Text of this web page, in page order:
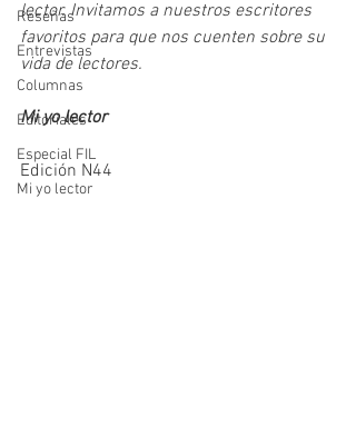
Reseñas
Entrevistas
Columnas
Editoriales
Especial FIL
Mi yo lector
lector. Invitamos a nuestros escritores
favoritos para que nos cuenten sobre su
vida de lectores.
Mi yo lector
Edición N44